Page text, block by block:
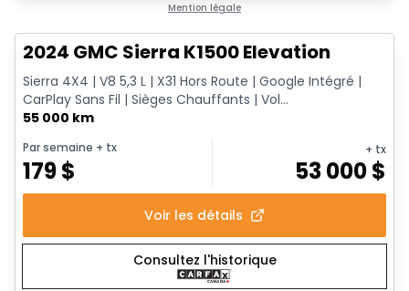
Mention légale
2024 GMC Sierra K1500 Elevation
Sierra 4X4 | V8 5,3 L | X31 Hors Route | Google Intégré |
CarPlay Sans Fil | Sièges Chauffants | Vol...
55 000 km
Par semaine + tx
179$
+ tx
53 000$
Voir les détails
Consultez l'historique